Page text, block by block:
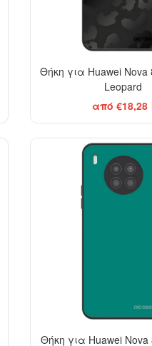
Θήκη για Huawei Nova
Leopard
από €18,28
Θήκη για Huawei Nova